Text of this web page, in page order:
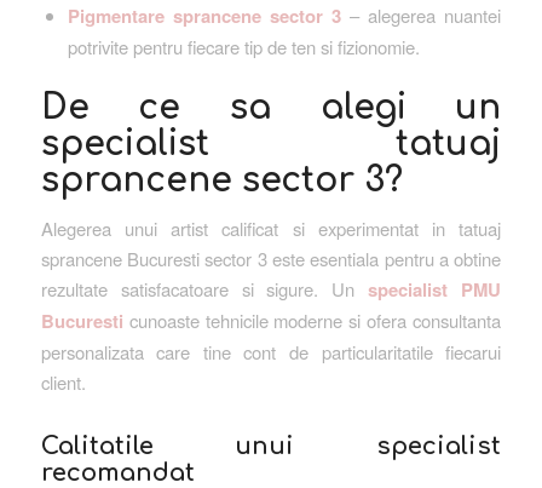
Pigmentare sprancene sector 3– alegerea nuantei
potrivite pentru fiecare tip de ten si fizionomie.
De ce sa alegi un
specialist tatuaj
sprancene sector 3?
Alegerea unui artist calificat si experimentat in tatuaj
sprancene Bucuresti sector 3 este esentiala pentru a obtine
rezultate satisfacatoare si sigure. Un specialist PMU
Bucuresti cunoaste tehnicile moderne si ofera consultanta
personalizata care tine cont de particularitatile fiecarui
client.
Calitatile unui specialist
recomandat